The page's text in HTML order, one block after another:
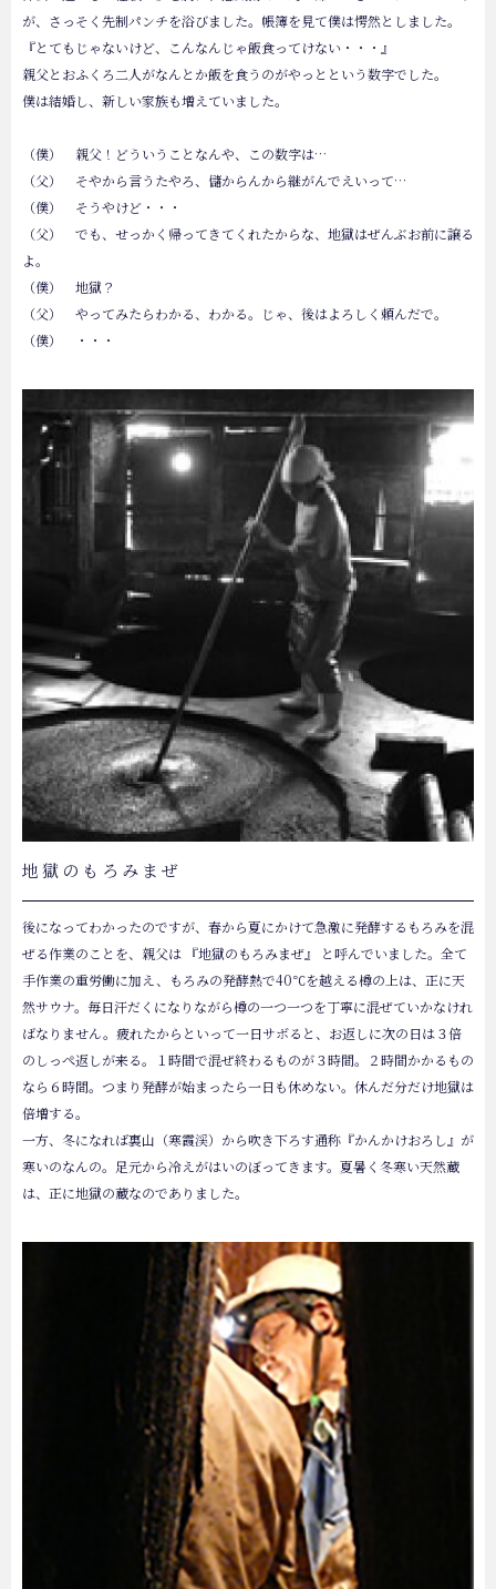
が、さっそく先制パンチを浴びました。帳簿を見て僕は愕然としました。
『とてもじゃないけど、こんなんじゃ飯食ってけない・・・』
親父とおふくろ二人がなんとか飯を食うのがやっとという数字でした。
僕は結婚し、新しい家族も増えていました。
（僕） 親父！どういうことなんや、この数字は…
（父） そやから言うたやろ、儲からんから継がんでえいって…
（僕） そうやけど・・・
（父） でも、せっかく帰ってきてくれたからな、地獄はぜんぶお前に譲る
よ。
（僕） 地獄？
（父） やってみたらわかる、わかる。じゃ、後はよろしく頼んだで。
（僕） ・・・
地獄のもろみまぜ
後になってわかったのですが、春から夏にかけて急激に発酵するもろみを混
ぜる作業のことを、親父は 『地獄のもろみまぜ』 と呼んでいました。全て
手作業の重労働に加え、もろみの発酵熱で40℃を越える樽の上は、正に天
然サウナ。毎日汗だくになりながら樽の一つ一つを丁寧に混ぜていかなけれ
ばなりません。疲れたからといって一日サボると、お返しに次の日は３倍
のしっぺ返しが来る。１時間で混ぜ終わるものが３時間。２時間かかるもの
なら６時間。つまり発酵が始まったら一日も休めない。休んだ分だけ地獄は
倍増する。
一方、冬になれば裏山（寒霞渓）から吹き下ろす通称『かんかけおろし』が
寒いのなんの。足元から冷えがはいのぼってきます。夏暑く冬寒い天然蔵
は、正に地獄の蔵なのでありました。